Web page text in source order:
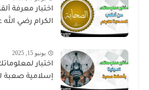
اختبار معرفة
الكرام رضي
يونيو 15, 2025
اختبار
إسلامية صعبة